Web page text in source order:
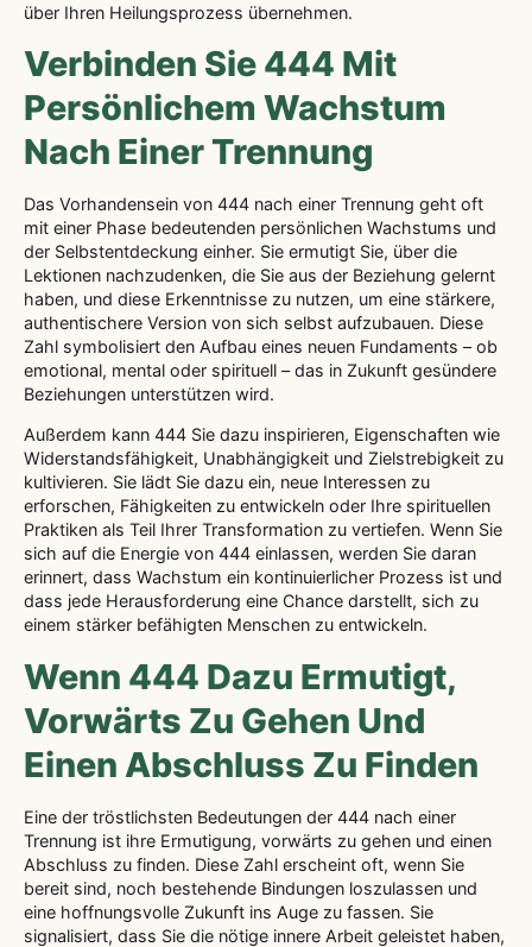
über Ihren Heilungsprozess übernehmen.
Verbinden Sie 444 Mit
Persönlichem Wachstum
Nach Einer Trennung
Das Vorhandensein von 444 nach einer Trennung geht oft
mit einer Phase bedeutenden persönlichen Wachstums und
der Selbstentdeckung einher. Sie ermutigt Sie, über die
Lektionen nachzudenken, die Sie aus der Beziehung gelernt
haben, und diese Erkenntnisse zu nutzen, um eine stärkere,
authentischere Version von sich selbst aufzubauen. Diese
Zahl symbolisiert den Aufbau eines neuen Fundaments – ob
emotional, mental oder spirituell – das in Zukunft gesündere
Beziehungen unterstützen wird.
Außerdem kann 444 Sie dazu inspirieren, Eigenschaften wie
Widerstandsfähigkeit, Unabhängigkeit und Zielstrebigkeit zu
kultivieren. Sie lädt Sie dazu ein, neue Interessen zu
erforschen, Fähigkeiten zu entwickeln oder Ihre spirituellen
Praktiken als Teil Ihrer Transformation zu vertiefen. Wenn Sie
sich auf die Energie von 444 einlassen, werden Sie daran
erinnert, dass Wachstum ein kontinuierlicher Prozess ist und
dass jede Herausforderung eine Chance darstellt, sich zu
einem stärker befähigten Menschen zu entwickeln.
Wenn 444 Dazu Ermutigt,
Vorwärts Zu Gehen Und
Einen Abschluss Zu Finden
Eine der tröstlichsten Bedeutungen der 444 nach einer
Trennung ist ihre Ermutigung, vorwärts zu gehen und einen
Abschluss zu finden. Diese Zahl erscheint oft, wenn Sie
bereit sind, noch bestehende Bindungen loszulassen und
eine hoffnungsvolle Zukunft ins Auge zu fassen. Sie
signalisiert, dass Sie die nötige innere Arbeit geleistet haben,